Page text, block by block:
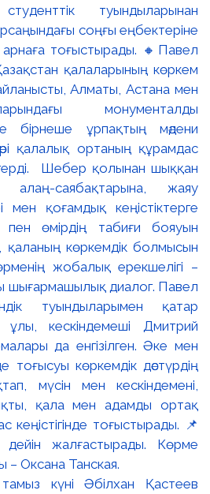
күні Әбілхан Қастеев